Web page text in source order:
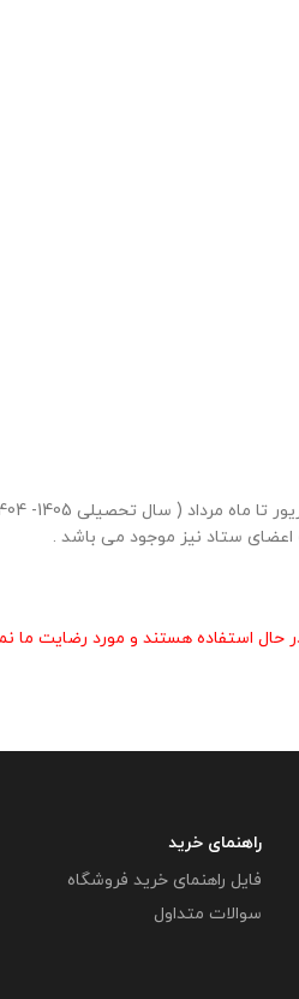
اعضای ستاد نیز موجود می باشد .
استفاده هستند و مورد رضایت ما
راهنمای خرید
فایل راهنمای خرید فروشگاه
سوالات متداول